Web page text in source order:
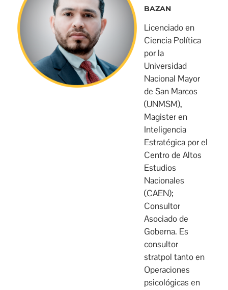
BAZAN
Licenciado en
Ciencia Política
por la
Universidad
Nacional Mayor
de San Marcos
(UNMSM),
Magister en
Inteligencia
Estratégica por el
Centro de Altos
Estudios
Nacionales
(CAEN);
Consultor
Asociado de
Goberna. Es
consultor
stratpol tanto en
Operaciones
psicológicas en